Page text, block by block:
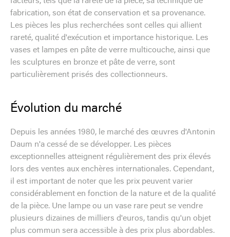
fabrication, son état de conservation et sa provenance.
Les pièces les plus recherchées sont celles qui allient
rareté, qualité d'exécution et importance historique. Les
vases et lampes en pâte de verre multicouche, ainsi que
les sculptures en bronze et pâte de verre, sont
particulièrement prisés des collectionneurs.
Évolution du marché
Depuis les années 1980, le marché des œuvres d'Antonin
Daum n'a cessé de se développer. Les pièces
exceptionnelles atteignent régulièrement des prix élevés
lors des ventes aux enchères internationales. Cependant,
il est important de noter que les prix peuvent varier
considérablement en fonction de la nature et de la qualité
de la pièce. Une lampe ou un vase rare peut se vendre
plusieurs dizaines de milliers d'euros, tandis qu'un objet
plus commun sera accessible à des prix plus abordables.